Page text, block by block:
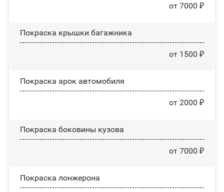
от 7000 ₽
Покраска крышки багажника
от 1500 ₽
Покраска арок автомобиля
от 2000 ₽
Покраска боковины кузова
от 7000 ₽
Покраска лонжерона